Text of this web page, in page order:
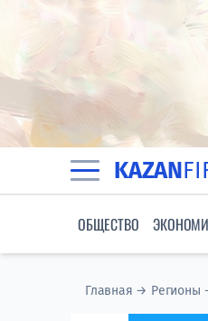
KAZAN
ОБЩЕСТВО
Главная → Регионы